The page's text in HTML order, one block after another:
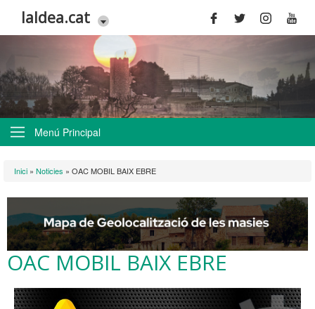
laldea.cat
Menú Principal
Esteu aquí
Inici » Noticies » OAC MOBIL BAIX EBRE
OAC MOBIL BAIX EBRE